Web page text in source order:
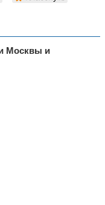
Москвы и